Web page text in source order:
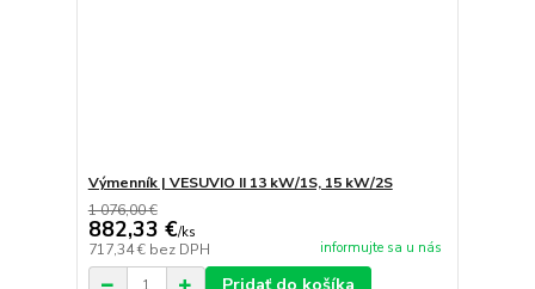
Výmenník | VESUVIO II 13 kW/1S, 15 kW/2S
1 076,00 €
882,33 €/ks
717,34 € bez DPH informujte sa u nás